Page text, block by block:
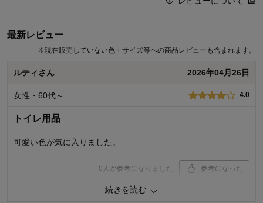
最新レビュー
※現在販売していない色・サイズ等への商品レビューも含まれます。
ルティさん 2026年04月26日
女性・60代～ 4.0
トイレ用品
可愛い色が気に入りました。
0 人が参考になりました 参考になった
4.0
続きを読む